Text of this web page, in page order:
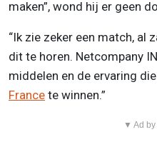
maken”, wond hij er geen
“Ik zie zeker een match, al
dit te horen. Netcompany
middelen en de ervaring
France te winnen.”
▼ Ad by